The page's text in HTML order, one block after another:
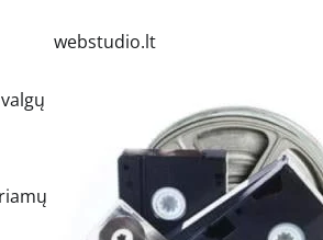
webstudio.lt